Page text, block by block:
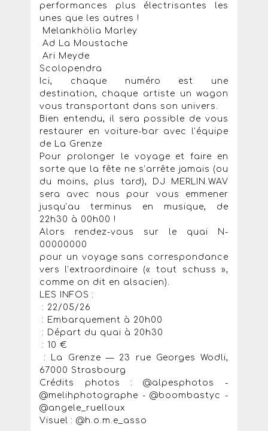
performances plus électrisantes les
unes que les autres !
Melankhölia Marley
Ad La Moustache
Ari Meyde
Scolopendra
Ici, chaque numéro est une
destination, chaque artiste un wagon
vous transportant dans son univers.
Bien entendu, il sera possible de vous
restaurer en voiture-bar avec l’équipe
de La Grenze
Pour prolonger le voyage et faire en
sorte que la fête ne s’arrête jamais (ou
du moins, plus tard), DJ MERLIN.WAV
sera avec nous pour vous emmener
jusqu’au terminus en musique, de
22h30 à 00h00 !
Alors rendez-vous sur le quai N-
00000000
pour un voyage sans correspondance
vers l’extraordinaire (« tout schuss »,
comme on dit en alsacien).
LES INFOS :
: 22/05/26
: Embarquement à 20h00
: Départ du quai à 20h30
: 10 €
: La Grenze — 23 rue Georges Wodli,
67000 Strasbourg
Crédits photos : @alpesphotos -
@melihphotographe - @boombastyc -
@angele_ruelloux
Visuel : @h.o.m.e_asso